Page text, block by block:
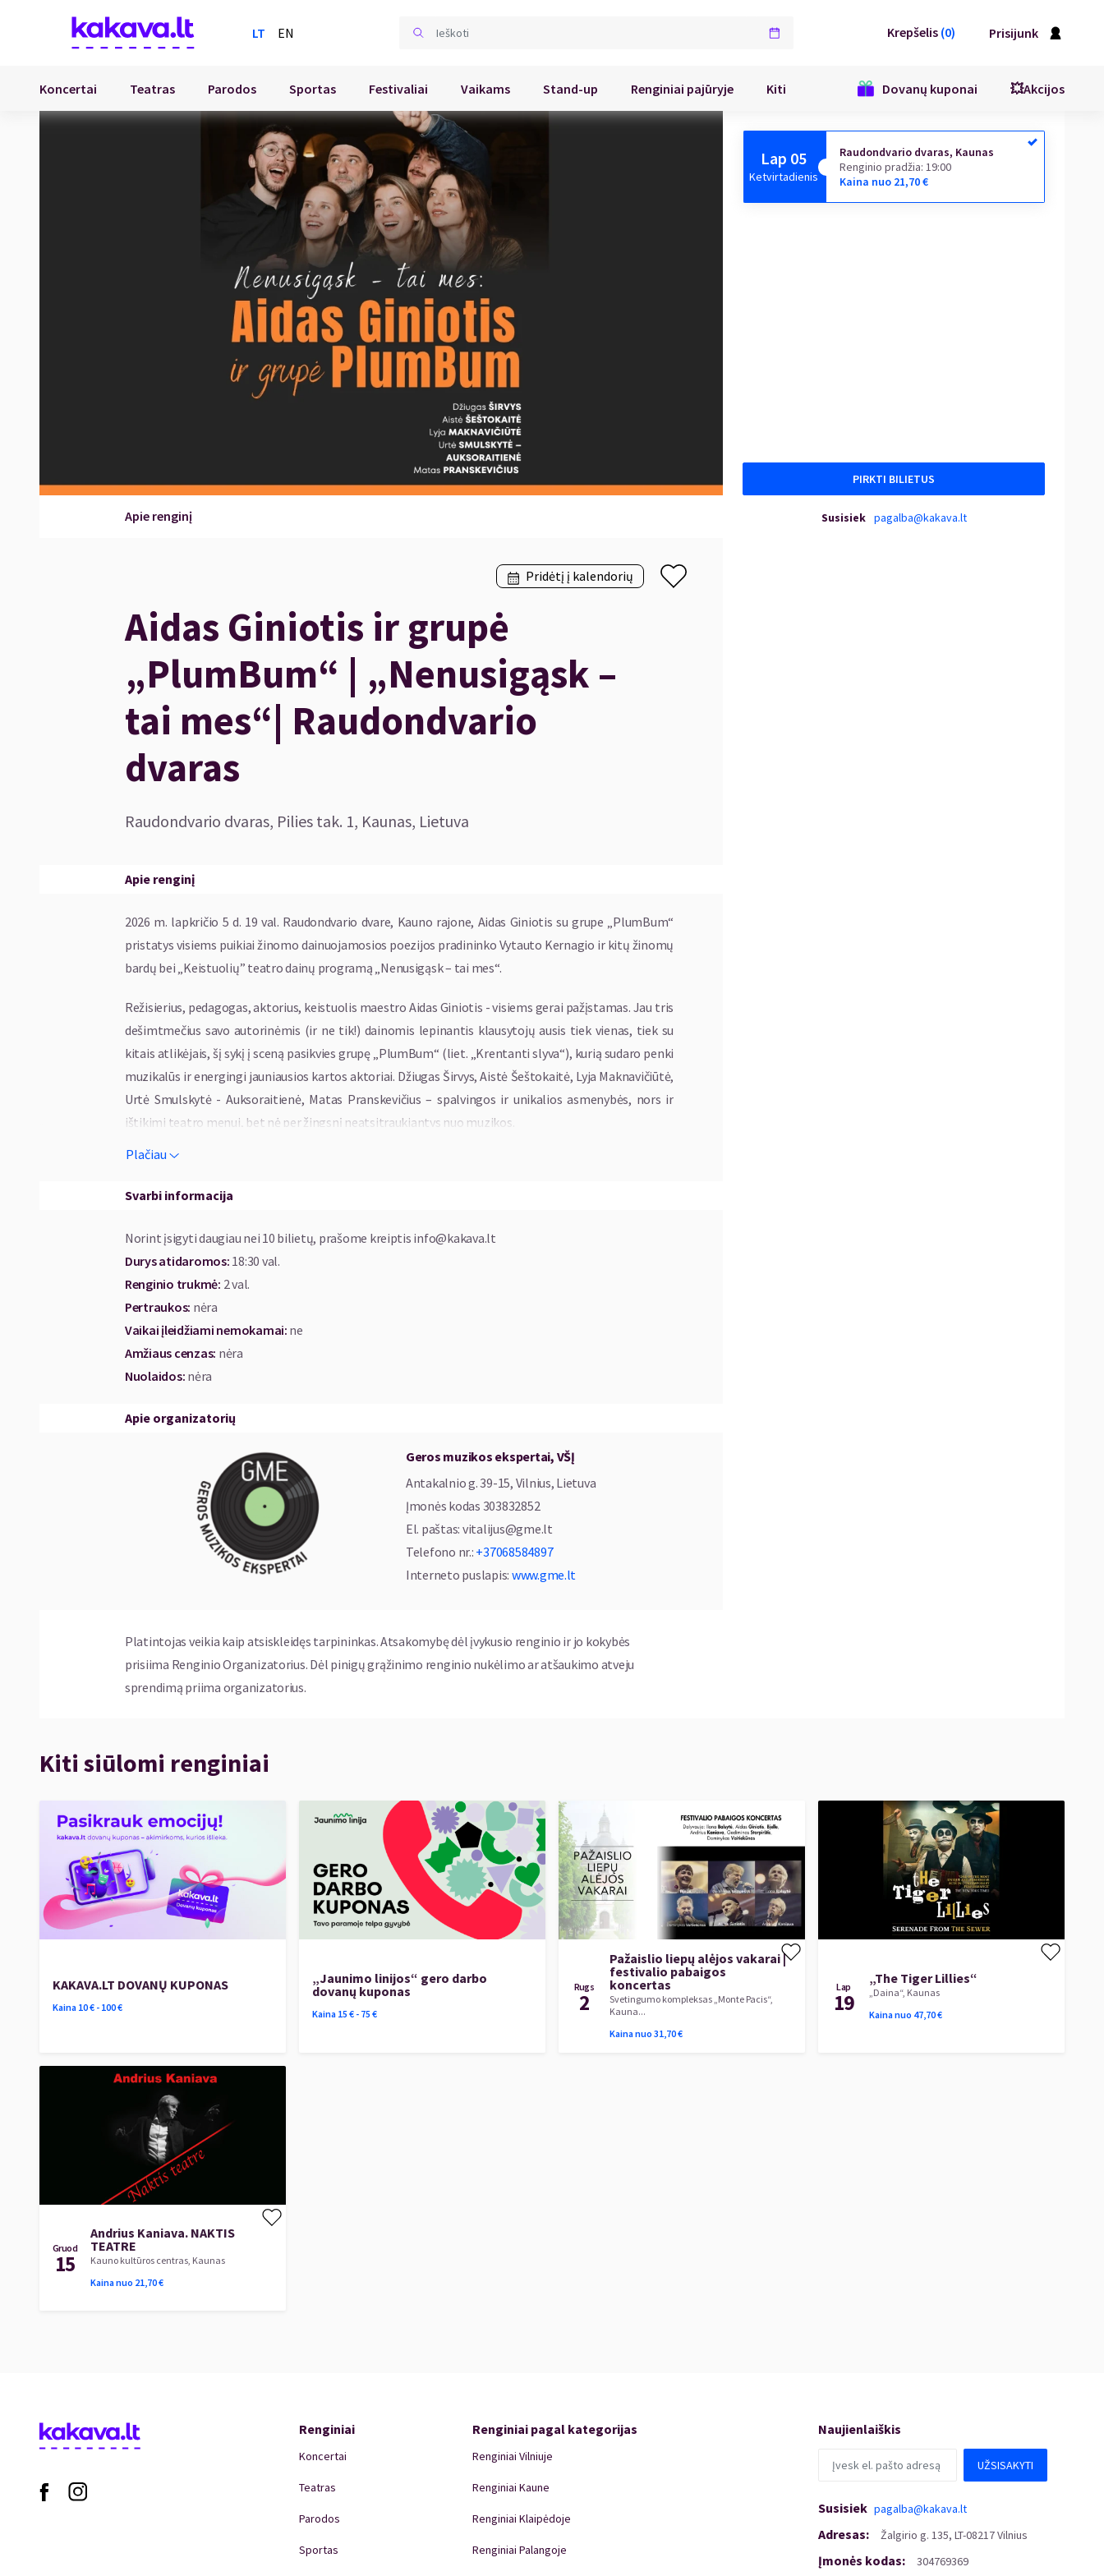
LT EN Krepšelis (0) Prisijunk
Koncertai Teatras Parodos Sportas Festivaliai Vaikams Stand-up Renginiai pajūryje Kiti Dovanų kuponai 💥Akcijos
Apie renginį
Pridėtį į kalendorių
Aidas Giniotis ir grupė
„PlumBum“ | „Nenusigąsk –
tai mes“| Raudondvario
dvaras
Raudondvario dvaras, Pilies tak. 1, Kaunas, Lietuva
Apie renginį
2026 m. lapkričio 5 d. 19 val. Raudondvario dvare, Kauno rajone, Aidas Giniotis su grupe „PlumBum“
pristatys visiems puikiai žinomo dainuojamosios poezijos pradininko Vytauto Kernagio ir kitų žinomų
bardų bei „Keistuolių” teatro dainų programą „Nenusigąsk – tai mes“.
Režisierius, pedagogas, aktorius, keistuolis maestro Aidas Giniotis - visiems gerai pažįstamas. Jau tris
dešimtmečius savo autorinėmis (ir ne tik!) dainomis lepinantis klausytojų ausis tiek vienas, tiek su
kitais atlikėjais, šį sykį į sceną pasikvies grupę „PlumBum“ (liet. „Krentanti slyva“), kurią sudaro penki
muzikalūs ir energingi jauniausios kartos aktoriai. Džiugas Širvys, Aistė Šeštokaitė, Lyja Maknavičiūtė,
Urtė Smulskytė - Auksoraitienė, Matas Pranskevičius – spalvingos ir unikalios asmenybės, nors ir
ištikimi teatro menui, bet nė per žingsnį neatsitraukiantys nuo muzikos.
Aidas Giniotis su jaunaisiais kūrėjais leisis į naujų garsų paieškas daugelio mintinai mokamose
svarbiausia - su didžiuliu nuoširdumu.
Stilius: intelektualusis pusrokis.
Į koncertą kviečia „Bardai LT“.
Plačiau
Svarbi informacija
Norint įsigyti daugiau nei 10 bilietų, prašome kreiptis info@kakava.lt
Durys atidaromos: 18:30 val.
Renginio trukmė: 2 val.
Pertraukos: nėra
Vaikai įleidžiami nemokamai: ne
Amžiaus cenzas: nėra
Nuolaidos: nėra
Apie organizatorių
Geros muzikos ekspertai, VŠĮ
Antakalnio g. 39-15, Vilnius, Lietuva
Įmonės kodas 303832852
El. paštas: vitalijus@gme.lt
Telefono nr.: +37068584897
Interneto puslapis: www.gme.lt
Platintojas veikia kaip atsiskleidęs tarpininkas. Atsakomybę dėl įvykusio renginio ir jo kokybės
prisiima Renginio Organizatorius. Dėl pinigų grąžinimo renginio nukėlimo ar atšaukimo atveju
sprendimą priima organizatorius.
Lap 05
Ketvirtadienis
Raudondvario dvaras, Kaunas
Renginio pradžia:19:00
Kaina nuo 21,70€
PIRKTI BILIETUS
Susisiek pagalba@kakava.lt
Kiti siūlomi renginiai
KAKAVA.LT DOVANŲ KUPONAS
Kaina 10€ - 100€
„Jaunimo linijos“ gero darbo
dovanų kuponas
Kaina 15 € - 75 €
Rugs
2
Pažaislio liepų alėjos vakarai |
festivalio pabaigos
koncertas
Svetingumo kompleksas „Monte Pacis“,
Kauna...
Kaina nuo 31,70€
Lap
19
„The Tiger Lillies“
„Daina“, Kaunas
Kaina nuo 47,70€
Gruod
15
Andrius Kaniava. NAKTIS
TEATRE
Kauno kultūros centras, Kaunas
Kaina nuo 21,70€
Renginiai
Koncertai
Teatras
Parodos
Sportas
Renginiai pagal kategorijas
Renginiai Vilniuje
Renginiai Kaune
Renginiai Klaipėdoje
Renginiai Palangoje
Naujienlaiškis
UŽSISAKYTI
Susisiek pagalba@kakava.lt
Adresas: Žalgirio g. 135, LT-08217 Vilnius
Įmonės kodas: 304769369